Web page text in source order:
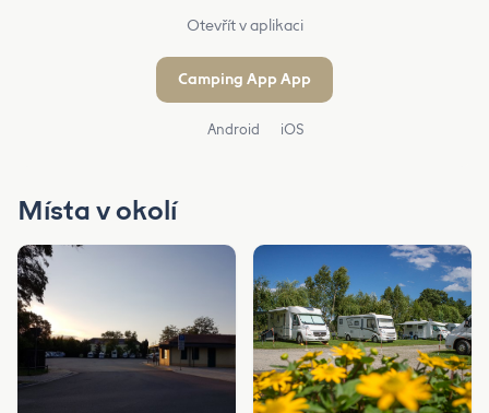
Otevřít v aplikaci
Camping App App
Android iOS
Místa v okolí